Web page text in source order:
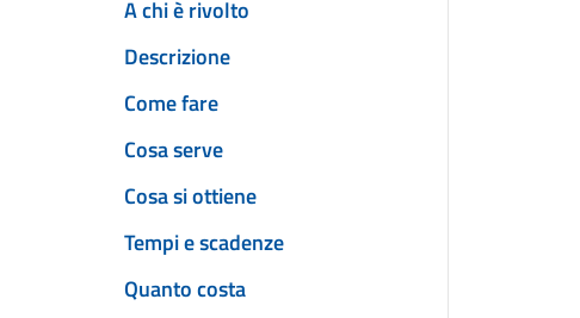
A chi è rivolto
Descrizione
Come fare
Cosa serve
Cosa si ottiene
Tempi e scadenze
Quanto costa